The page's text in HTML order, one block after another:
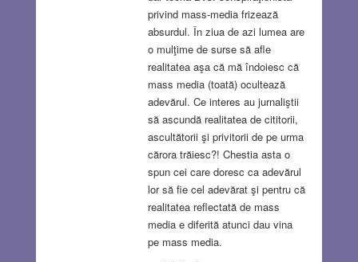
privind mass-media frizează
absurdul. În ziua de azi lumea are
o mulţime de surse să afle
realitatea aşa că mă îndoiesc că
mass media (toată) ocultează
adevărul. Ce interes au jurnaliştii
să ascundă realitatea de cititorii,
ascultătorii şi privitorii de pe urma
cărora trăiesc?! Chestia asta o
spun cei care doresc ca adevărul
lor să fie cel adevărat şi pentru că
realitatea reflectată de mass
media e diferită atunci dau vina
pe mass media.